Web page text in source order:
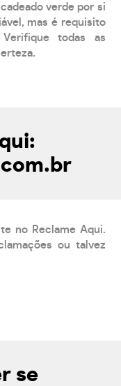
verde por si
mas é requisito
todas as
no Reclame Aqui.
ou talvez
se